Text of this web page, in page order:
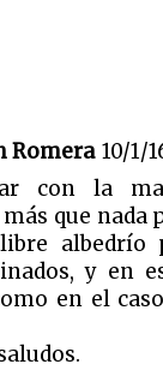
Romera 10/1/
con la
que nada
albedrío
y en
en el